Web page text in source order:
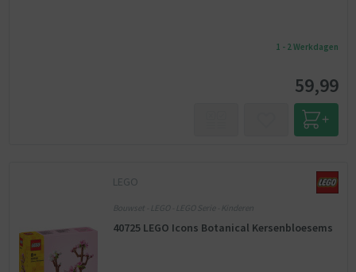
1 - 2 Werkdagen
59,99
LEGO
Bouwset - LEGO - LEGO Serie - Kinderen
40725 LEGO Icons Botanical Kersenbloesems